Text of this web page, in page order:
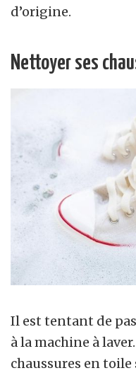
d’origine.
Nettoyer ses
Il est tentant de
à la machine à
chaussures en